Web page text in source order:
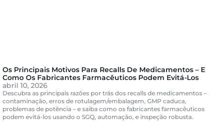
Os Principais Motivos Para Recalls De Medicamentos – E
Como Os Fabricantes Farmacêuticos Podem Evitá-Los
abril 10, 2026
Descubra as principais razões por trás dos recalls de medicamentos –
contaminação, erros de rotulagem/embalagem, GMP caduca,
problemas de potência – e saiba como os fabricantes farmacêuticos
podem evitá-los usando o SGQ, automação, e inspeção robusta.